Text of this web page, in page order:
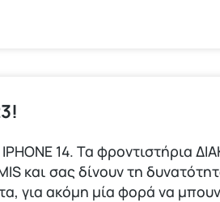
14. Τα φροντιστήρια
και σας δίνουν τη
για ακόμη μία φορά να